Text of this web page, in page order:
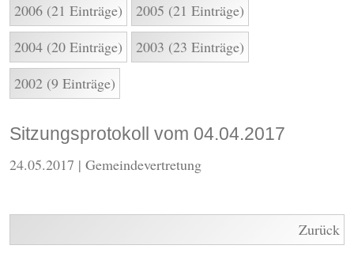
2006 (21 Einträge)
2005 (21 Einträge)
2004 (20 Einträge)
2003 (23 Einträge)
2002 (9 Einträge)
Sitzungsprotokoll vom 04.04.2017
24.05.2017 | Gemeindevertretung
Zurück